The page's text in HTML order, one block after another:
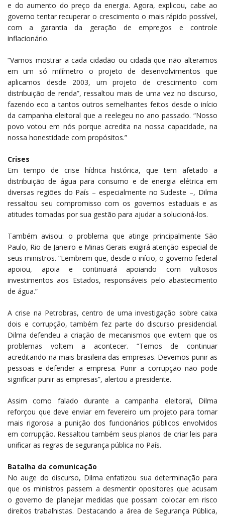
e do aumento do preço da energia. Agora, explicou, cabe ao
governo tentar recuperar o crescimento o mais rápido possível,
com a garantia da geração de empregos e controle
inflacionário.
“Vamos mostrar a cada cidadão ou cidadã que não alteramos
em um só milímetro o projeto de desenvolvimentos que
aplicamos desde 2003, um projeto de crescimento com
distribuição de renda”, ressaltou mais de uma vez no discurso,
fazendo eco a tantos outros semelhantes feitos desde o início
da campanha eleitoral que a reelegeu no ano passado. “Nosso
povo votou em nós porque acredita na nossa capacidade, na
nossa honestidade com propósitos.”
Crises
Em tempo de crise hídrica histórica, que tem afetado a
distribuição de água para consumo e de energia elétrica em
diversas regiões do País – especialmente no Sudeste –, Dilma
ressaltou seu compromisso com os governos estaduais e as
atitudes tomadas por sua gestão para ajudar a solucioná-los.
Também avisou: o problema que atinge principalmente São
Paulo, Rio de Janeiro e Minas Gerais exigirá atenção especial de
seus ministros. “Lembrem que, desde o início, o governo federal
apoiou, apoia e continuará apoiando com vultosos
investimentos aos Estados, responsáveis pelo abastecimento
de água.”
A crise na Petrobras, centro de uma investigação sobre caixa
dois e corrupção, também fez parte do discurso presidencial.
Dilma defendeu a criação de mecanismos que evitem que os
problemas voltem a acontecer. “Temos de continuar
acreditando na mais brasileira das empresas. Devemos punir as
pessoas e defender a empresa. Punir a corrupção não pode
significar punir as empresas”, alertou a presidente.
Assim como falado durante a campanha eleitoral, Dilma
reforçou que deve enviar em fevereiro um projeto para tornar
mais rigorosa a punição dos funcionários públicos envolvidos
em corrupção. Ressaltou também seus planos de criar leis para
unificar as regras de segurança pública no País.
Batalha da comunicação
No auge do discurso, Dilma enfatizou sua determinação para
que os ministros passem a desmentir opositores que acusam
o governo de planejar medidas que possam colocar em risco
direitos trabalhistas. Destacando a área de Segurança Pública,